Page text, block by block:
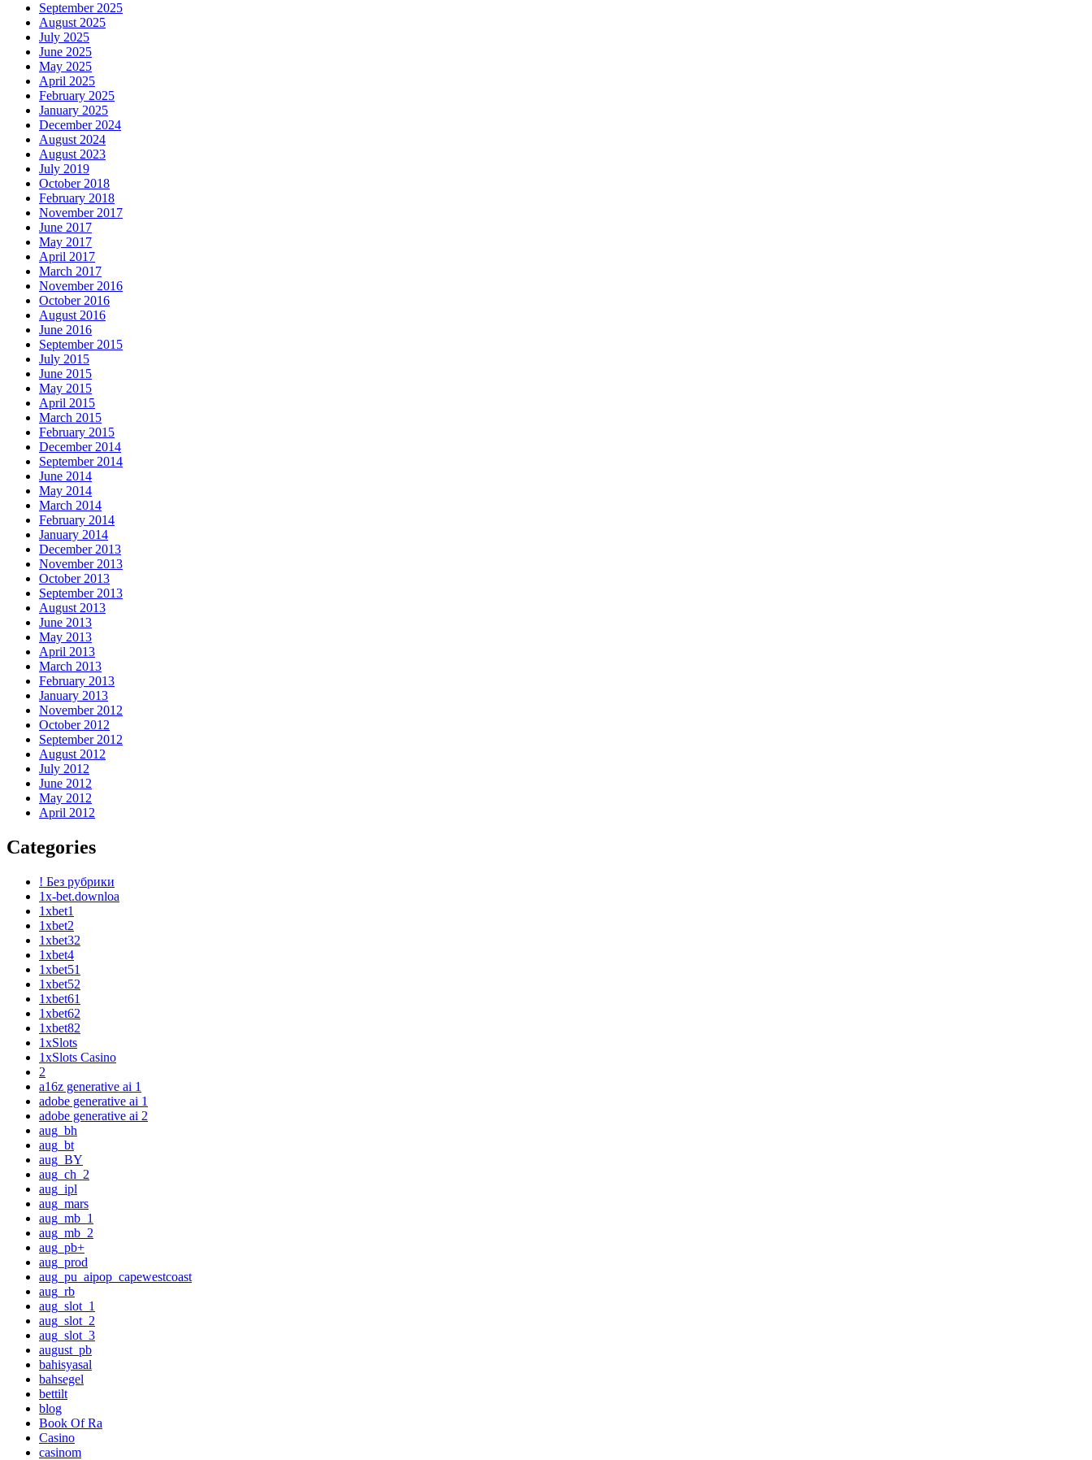
September 2025
August 2025
July 2025
June 2025
May 2025
April 2025
February 2025
January 2025
December 2024
August 2024
August 2023
July 2019
October 2018
February 2018
November 2017
June 2017
May 2017
April 2017
March 2017
November 2016
October 2016
August 2016
June 2016
September 2015
July 2015
June 2015
May 2015
April 2015
March 2015
February 2015
December 2014
September 2014
June 2014
May 2014
March 2014
February 2014
January 2014
December 2013
November 2013
October 2013
September 2013
August 2013
June 2013
May 2013
April 2013
March 2013
February 2013
January 2013
November 2012
October 2012
September 2012
August 2012
July 2012
June 2012
May 2012
April 2012
Categories
! Без рубрики
1x-bet.downloa
1xbet1
1xbet2
1xbet32
1xbet4
1xbet51
1xbet52
1xbet61
1xbet62
1xbet82
1xSlots
1xSlots Casino
2
a16z generative ai 1
adobe generative ai 1
adobe generative ai 2
aug_bh
aug_bt
aug_BY
aug_ch_2
aug_ipl
aug_mars
aug_mb_1
aug_mb_2
aug_pb+
aug_prod
aug_pu_aipop_capewestcoast
aug_rb
aug_slot_1
aug_slot_2
aug_slot_3
august_pb
bahisyasal
bahsegel
bettilt
blog
Book Of Ra
Casino
casinom